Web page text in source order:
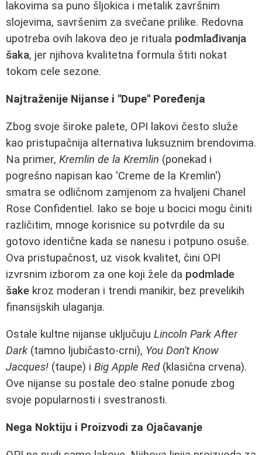
lakovima sa puno šljokica i metalik završnim
slojevima, savršenim za svečane prilike. Redovna
upotreba ovih lakova deo je rituala podmlađivanja
šaka, jer njihova kvalitetna formula štiti nokat
tokom cele sezone.
Najtraženije Nijanse i "Dupe" Poređenja
Zbog svoje široke palete, OPI lakovi često služe
kao pristupačnija alternativa luksuznim brendovima.
Na primer, Kremlin de la Kremlin (ponekad i
pogrešno napisan kao 'Creme de la Kremlin')
smatra se odličnom zamjenom za hvaljeni Chanel
Rose Confidentiel. Iako se boje u bocici mogu činiti
različitim, mnoge korisnice su potvrdile da su
gotovo identične kada se nanesu i potpuno osuše.
Ova pristupačnost, uz visok kvalitet, čini OPI
izvrsnim izborom za one koji žele da podmlade
šake kroz moderan i trendi manikir, bez prevelikih
finansijskih ulaganja.
Ostale kultne nijanse uključuju Lincoln Park After
Dark(tamno ljubičasto-crni), You Don't Know
Jacques! (taupe) i Big Apple Red(klasična crvena).
Ove nijanse su postale deo stalne ponude zbog
svoje popularnosti i svestranosti.
Nega Noktiju i Proizvodi za Ojačavanje